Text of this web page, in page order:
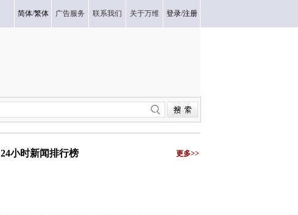
简体/繁体 广告服务 联系我们 关于万维 登录/注册
24小时新闻排行榜 更多>>